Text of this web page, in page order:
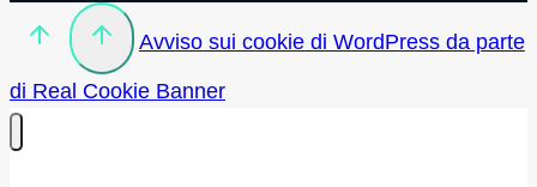
Avviso sui cookie di WordPress da parte
di Real Cookie Banner